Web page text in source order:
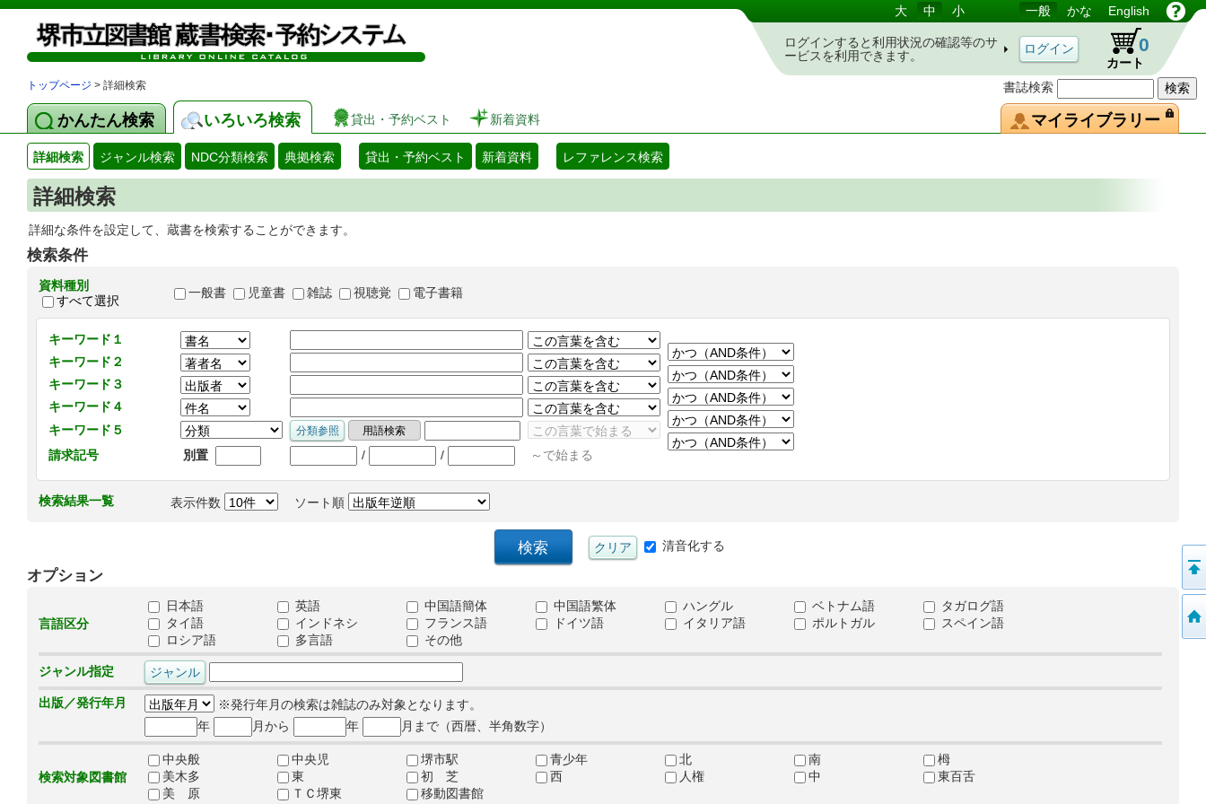
図書館 蔵書検索・予約システム
書誌検索
大 中 小 一般 かな English
ログインすると利用状況の確認等のサ
ービスを利用できます。
カート
0
トップページ > 詳細検索
かんたん検索 いろいろ検索 貸出・予約ベスト 新着資料 マイライブラリー
詳細検索 ジャンル検索 NDC分類検索 典拠検索 貸出・予約ベスト 新着資料 レファレンス検索
詳細検索
詳細な条件を設定して、蔵書を検索することができます。
検索条件
資料種別
すべて選択
一般書 児童書 雑誌 視聴覚 電子書籍
キーワード１
キーワード２
キーワード３
キーワード４
キーワード５
請求記号
別置 / / ～で始まる
検索結果一覧 表示件数 ソート順
清音化する
オプション
言語区分
日本語 英語 中国語簡体 中国語繁体 ハングル ベトナム語
タガログ語
タイ語
インドネシ フランス語 ドイツ語 イタリア語 ポルトガル
スペイン語
ロシア語
多言語 その他
ジャンル指定
出版／発行年月
※発行年月の検索は雑誌のみ対象となります。
年
月から 年 月まで（西暦、半角数字）
検索対象図書館
中央般 中央児 堺市駅 青少年 北 南
栂
美木多
東 初 芝 西 人権 中
東百舌
美 原
ＴＣ堺東 移動図書館